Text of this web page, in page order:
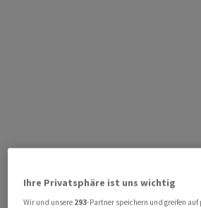
Ihre Privatsphäre ist uns wichtig
Wir und unsere 293-Partner speichern und greifen auf